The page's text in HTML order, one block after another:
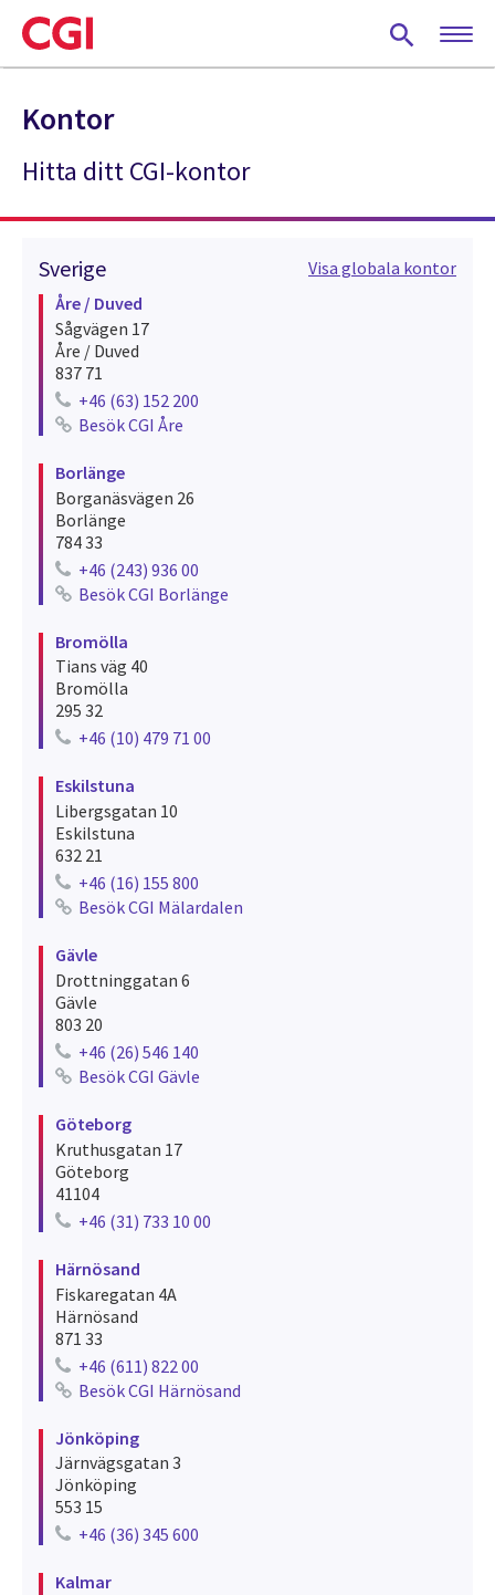
Skip
to
main
Kontor
Hitta ditt CGI-kontor
Visa globala kontor
Sverige
Åre / Duved
Sågvägen 17
Åre / Duved
837 71
+46 (63) 152 200
Telephone number for åre / duved
Besök CGI Åre
Borlänge
Borganäsvägen 26
Borlänge
784 33
+46 (243) 936 00
Telephone number for borlänge
Besök CGI Borlänge
Bromölla
Tians väg 40
Bromölla
295 32
+46 (10) 479 71 00
Eskilstuna
Libergsgatan 10
Eskilstuna
632 21
+46 (16) 155 800
Telephone number for eskilstuna
Besök CGI Mälardalen
Gävle
Drottninggatan 6
Gävle
803 20
+46 (26) 546 140
Telephone number for gävle
Besök CGI Gävle
Göteborg
Kruthusgatan 17
Göteborg
41104
+46 (31) 733 10 00
Härnösand
Fiskaregatan 4A
Härnösand
871 33
+46 (611) 822 00
Telephone number for härnösand
Besök CGI Härnösand
Jönköping
Järnvägsgatan 3
Jönköping
553 15
+46 (36) 345 600
Kalmar